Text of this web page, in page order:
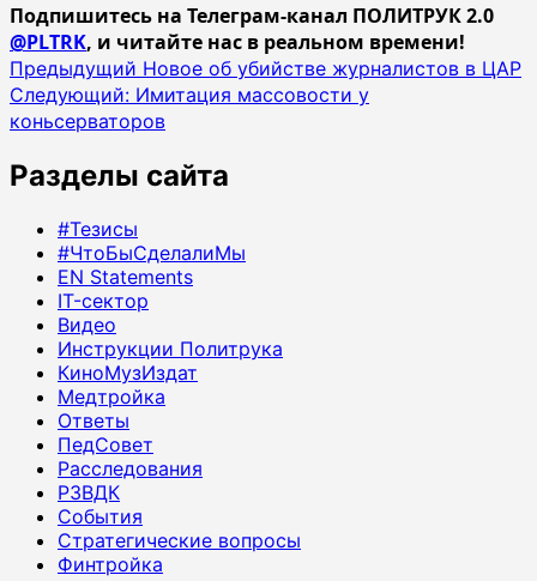
Подпишитесь на Телеграм-канал ПОЛИТРУК 2.0
@PLTRK, и читайте нас в реальном времени!
Навигация
записи
Предыдущий Новое об убийстве журналистов в ЦАР
Следующий: Имитация массовости у
коньсерваторов
Разделы сайта
#Тезисы
#ЧтоБыСделалиМы
EN Statements
IT-сектор
Видео
Инструкции Политрука
КиноМузИздат
Медтройка
Ответы
ПедСовет
Расследования
РЗВДК
События
Стратегические вопросы
Финтройка